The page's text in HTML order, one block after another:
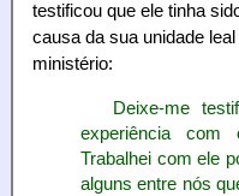
testificou que ele tinha
causa da sua unidade
ministério:
Deixe-me
experiência com
Trabalhei com ele
alguns entre nós